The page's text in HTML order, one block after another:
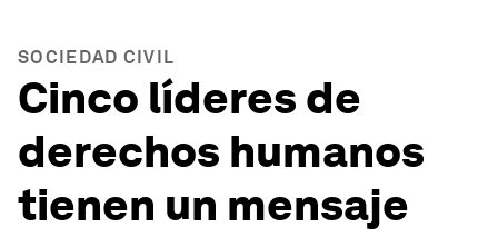
SOCIEDAD CIVIL
Cinco líderes de
derechos humanos
tienen un mensaje